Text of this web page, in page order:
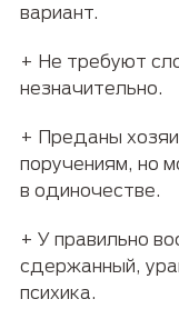
вариант.
+ Не требуют
незначительно.
+ Преданы
поручениям, но
в одиночестве.
+ У правильно
сдержанный,
психика.